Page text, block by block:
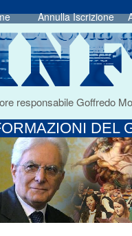
Annulla Iscrizione
responsabile Goffredo
DEL